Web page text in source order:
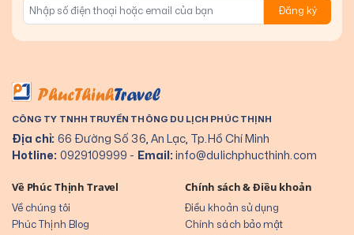
Đăng ký
CÔNG TY TNHH TRUYỀN THÔNG DU LỊCH PHÚC THỊNH
Địa chỉ: 66 Đường Số 36, An Lạc, Tp.Hồ Chí Minh
Hotline: 0929109999 - Email:info@dulichphucthinh.com
Về Phúc Thịnh Travel
Về chúng tôi
Phúc Thịnh Blog
Chính sách & Điều khoản
Điều khoản sử dụng
Chính sách bảo mật